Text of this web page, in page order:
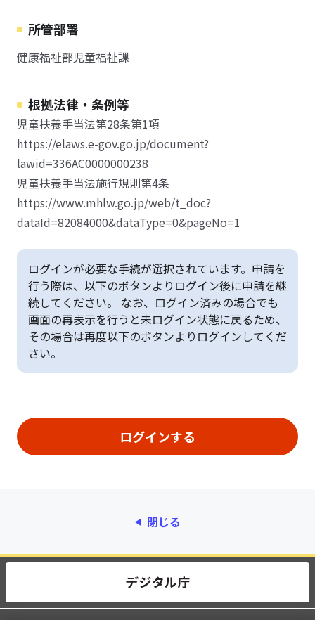
所管部署
健康福祉部児童福祉課
根拠法律・条例等
児童扶養手当法第28条第1項
https://elaws.e-gov.go.jp/document?
lawid=336AC0000000238
児童扶養手当法施行規則第4条
https://www.mhlw.go.jp/web/t_doc?
dataId=82084000&dataType=0&pageNo=1
ログインが必要な手続が選択されています。申請を
行う際は、以下のボタンよりログイン後に申請を継
続してください。 なお、ログイン済みの場合でも
画面の再表示を行うと未ログイン状態に戻るため、
その場合は再度以下のボタンよりログインしてくだ
さい。
閉じる